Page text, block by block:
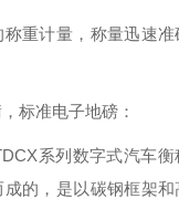
重计量，称量迅速
标准电子地磅：
系列数字式汽车
的，是以碳钢框架